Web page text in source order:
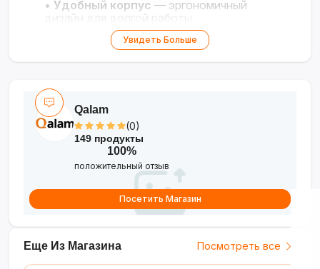
• Удобный корпус — эргономичный
дизайн для долгой работы
Быстросохнущие чернила
повреждают бумагуУвидеть Больше
Еще Из Магазина Посмотреть все
Qalam
(0)
149 продукты
100%
положительный отзыв
Посетить Магазин